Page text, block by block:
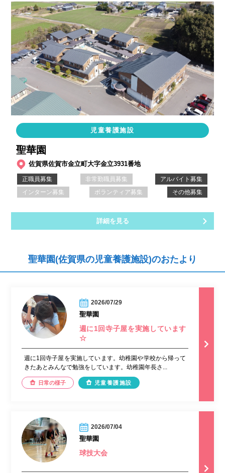
児童養護施設
聖華園
佐賀県佐賀市金立町大字金立3931番地
正職員募集 非常勤職員募集
アルバイト募集
インターン募集
ボランティア募集 その他募集
詳細を見る
聖華園(佐賀県の児童養護施設)のおたより
2026/07/29
聖華園
週に1回寺子屋を実施しています
☆
週に1回寺子屋を実施しています。幼稚園や学校から帰って
きたあとみんなで勉強をしています。幼稚園年長さ...
日常の様子 児童養護施設
2026/07/04
聖華園
球技大会